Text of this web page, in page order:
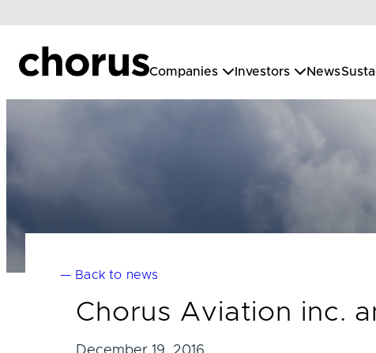
content
Companies Investors News
— Back to news
Chorus Aviation inc.